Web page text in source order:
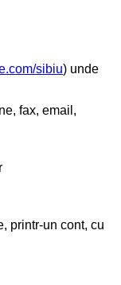
sibiu) unde
fax, email,
printr-un cont, cu